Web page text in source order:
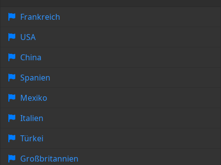
Frankreich
USA
China
Spanien
Mexiko
Italien
Türkei
Großbritannien